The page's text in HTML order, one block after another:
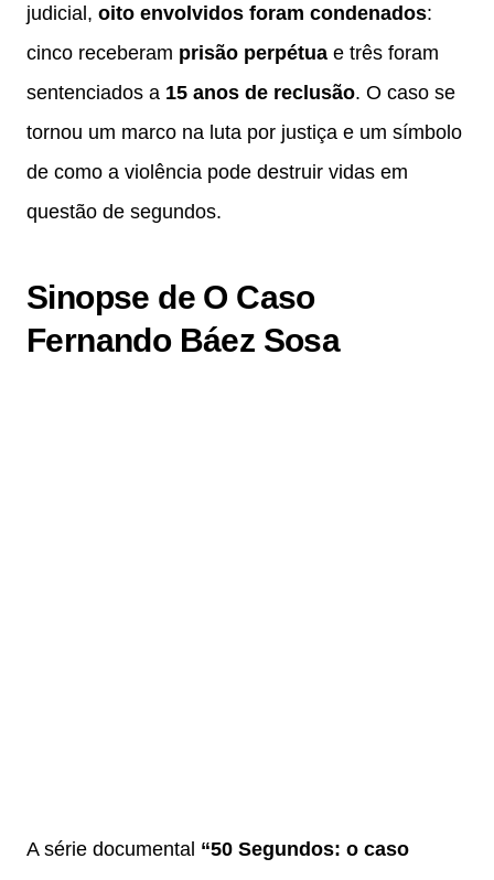
judicial, oito envolvidos foram condenados:
cinco receberam prisão perpétua e três foram
sentenciados a 15 anos de reclusão. O caso se
tornou um marco na luta por justiça e um símbolo
de como a violência pode destruir vidas em
questão de segundos.
Sinopse de O Caso
Fernando Báez Sosa
A série documental “50 Segundos: o caso